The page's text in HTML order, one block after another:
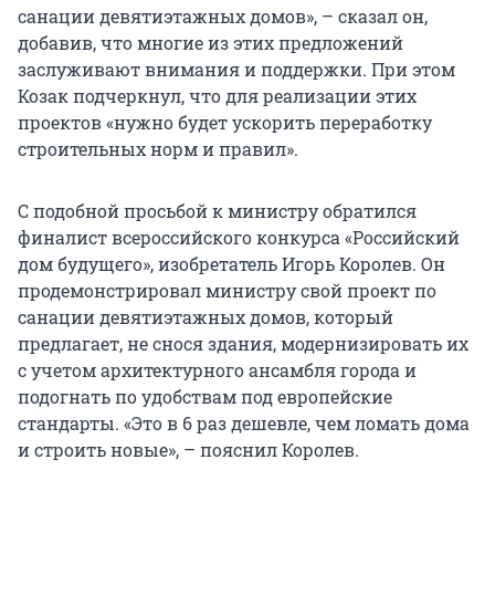
санации девятиэтажных домов», – сказал он,
добавив, что многие из этих предложений
заслуживают внимания и поддержки. При этом
Козак подчеркнул, что для реализации этих
проектов «нужно будет ускорить переработку
строительных норм и правил».
С подобной просьбой к министру обратился
финалист всероссийского конкурса «Российский
дом будущего», изобретатель Игорь Королев. Он
продемонстрировал министру свой проект по
санации девятиэтажных домов, который
предлагает, не снося здания, модернизировать их
с учетом архитектурного ансамбля города и
подогнать по удобствам под европейские
стандарты. «Это в 6 раз дешевле, чем ломать дома
и строить новые», – пояснил Королев.